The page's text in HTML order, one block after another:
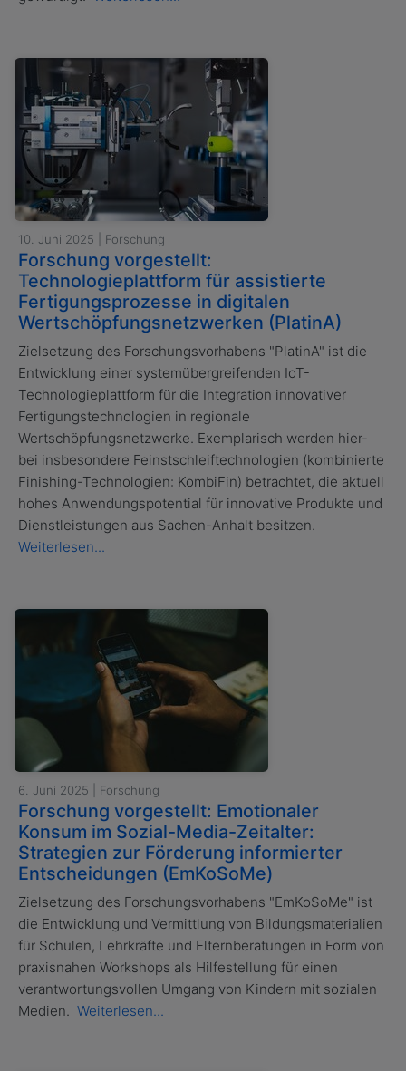
10. Juni 2025 | Forschung
Forschung vorgestellt:
Technologieplattform für assistierte
Fertigungsprozesse in digitalen
Wertschöpfungsnetzwerken (PlatinA)
Zielsetzung des Forschungsvorhabens "PlatinA" ist die
Entwicklung einer systemübergreifenden IoT-
Technologieplattform für die Integration innovativer
Fertigungstechnologien in regionale
Wertschöpfungsnetzwerke. Exemplarisch werden hier-
bei insbesondere Feinstschleiftechnologien (kombinierte
Finishing-Technologien: KombiFin) betrachtet, die aktuell
hohes Anwendungspotential für innovative Produkte und
Dienstleistungen aus Sachen-Anhalt besitzen.
Weiterlesen...
6. Juni 2025 | Forschung
Forschung vorgestellt: Emotionaler
Konsum im Sozial-Media-Zeitalter:
Strategien zur Förderung informierter
Entscheidungen (EmKoSoMe)
Zielsetzung des Forschungsvorhabens "EmKoSoMe" ist
die Entwicklung und Vermittlung von Bildungsmaterialien
für Schulen, Lehrkräfte und Elternberatungen in Form von
praxisnahen Workshops als Hilfestellung für einen
verantwortungsvollen Umgang von Kindern mit sozialen
Medien. Weiterlesen...